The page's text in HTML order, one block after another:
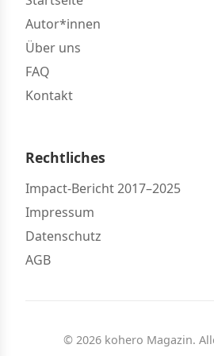
Autor*innen
Über uns
FAQ
Kontakt
Rechtliches
Impact-Bericht 2017–2025
Impressum
Datenschutz
AGB
© 2026 kohero Magazin.